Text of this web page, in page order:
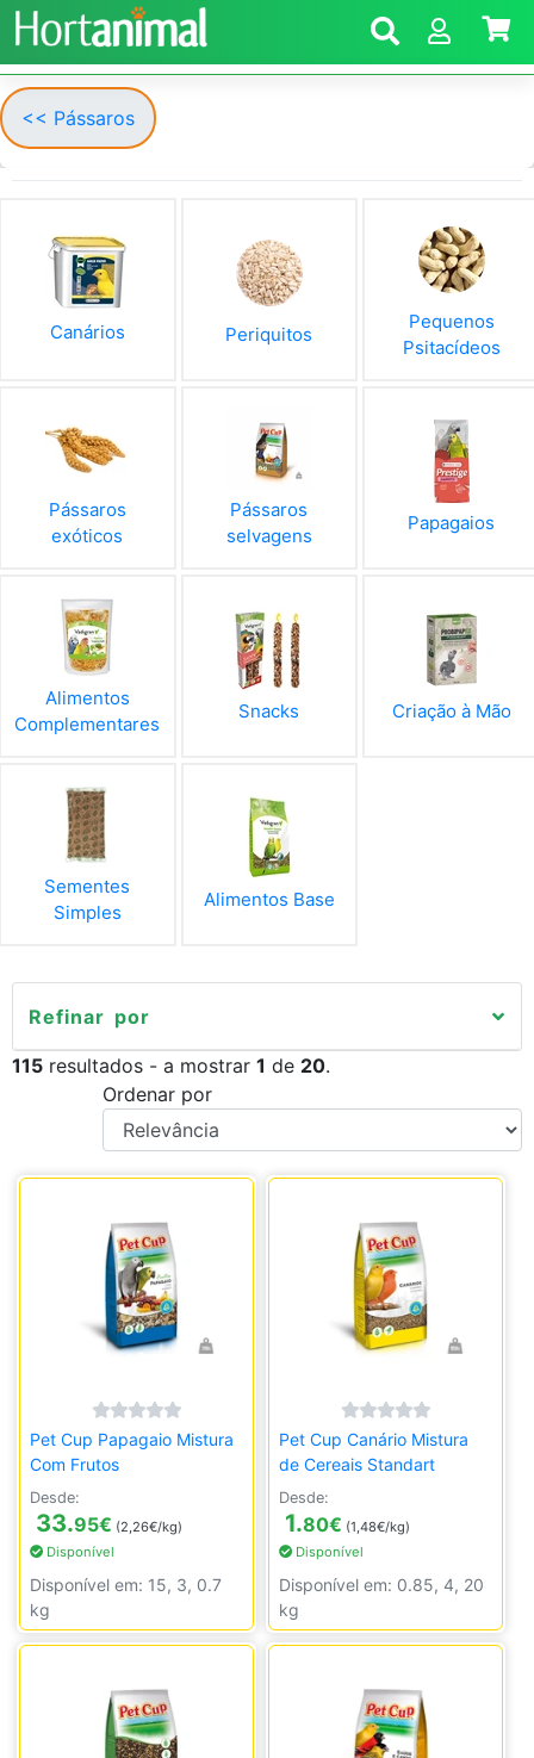
<< Pássaros
Canários Periquitos
Pequenos
Psitacídeos
Pássaros
exóticos
Pássaros
selvagens
Papagaios
Alimentos
Complementares
Snacks Criação à Mão
Sementes
Simples
Alimentos Base
Refinar por
115 resultados - a mostrar 1 de 20.
Ordenar por
Pet Cup Papagaio Mistura
Com Frutos
Desde:
33.95€ (2,26€/kg)
Disponível
Disponível em: 15, 3, 0.7
kg
Pet Cup Canário Mistura
de Cereais Standart
Desde:
1.80€ (1,48€/kg)
Disponível
Disponível em: 0.85, 4, 20
kg